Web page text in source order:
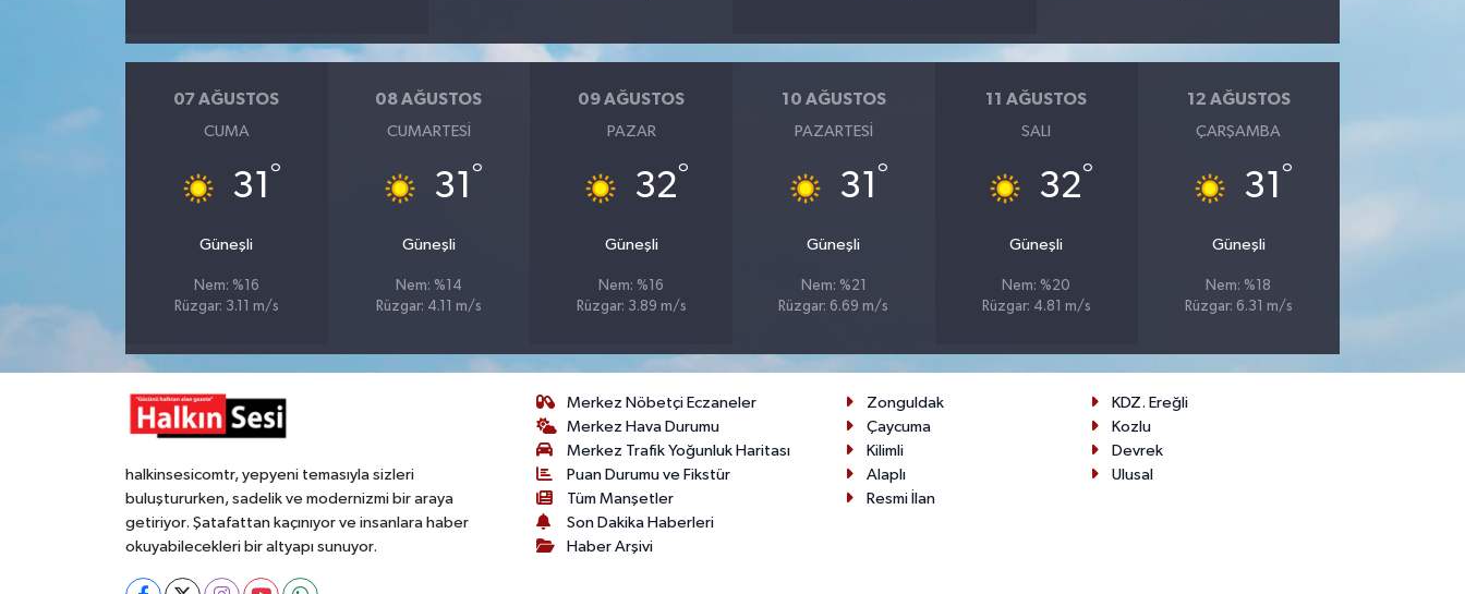
07 AĞUSTOS
CUMA
31 °
Güneşli
Nem: %16
Rüzgar: 3.11 m/s
08 AĞUSTOS
CUMARTESI
31 °
Güneşli
Nem: %14
Rüzgar: 4.11 m/s
09 AĞUSTOS
PAZAR
32°
Güneşli
Nem: %16
Rüzgar: 3.89 m/s
10 AĞUSTOS
PAZARTESI
31 °
Güneşli
Nem: %21
Rüzgar: 6.69 m/s
11 AĞUSTOS
SALI
32°
Güneşli
Nem: %20
Rüzgar: 4.81 m/s
12 AĞUSTOS
ÇARŞAMBA
31 °
Güneşli
Nem: %18
Rüzgar: 6.31 m/s
halkinsesicomtr, yepyeni temasıyla sizleri
buluştururken, sadelik ve modernizmi bir araya
getiriyor. Şatafattan kaçınıyor ve insanlara haber
okuyabilecekleri bir altyapı sunuyor.
Merkez Nöbetçi Eczaneler
Merkez Hava Durumu
Merkez Trafik Yoğunluk Haritası
Puan Durumu ve Fikstür
Tüm Manşetler
Son Dakika Haberleri
Haber Arşivi
Zonguldak
KDZ. Ereğli
Çaycuma
Kozlu
Kilimli
Devrek
Alaplı
Ulusal
Resmi İlan
Ekonomi
Kültür - Sanat
MAGAZİN
Politika
Resmi İlan